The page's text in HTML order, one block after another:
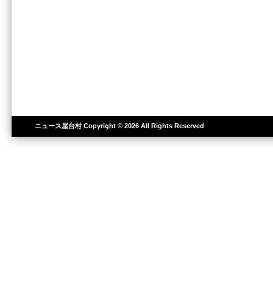
ニュース屋台村Copyright © 2026 All Rights Reserved